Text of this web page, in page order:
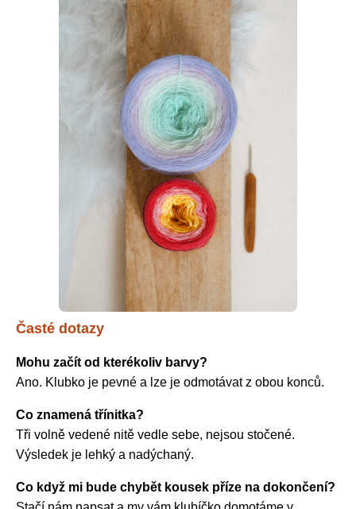
Časté dotazy
Mohu začít od kterékoliv barvy?
Ano. Klubko je pevné a lze je odmotávat z obou konců.
Co znamená třínitka?
Tři volně vedené nitě vedle sebe, nejsou stočené.
Výsledek je lehký a nadýchaný.
Co když mi bude chybět kousek příze na dokončení?